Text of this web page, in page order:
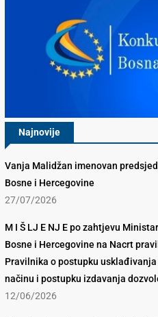
Najnovije
Vanja Malidžan imenovan
Bosne i Hercegovine
27/07/2026
M I Š LJ E NJ E po zahtjevu
Bosne i Hercegovine na Nacrt
Pravilnika o postupku
načinu i postupku izdavanja
12/06/2026